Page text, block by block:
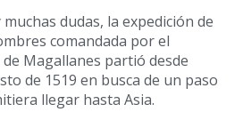
dudas, la expedición de
comandada por el
Magallanes partió desde
de 1519 en busca de un paso
llegar hasta Asia.